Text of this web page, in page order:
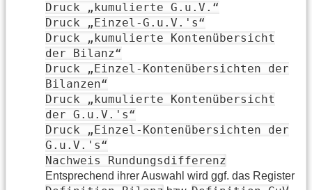
Druck „kumulierte G.u.V.“
Druck „Einzel-G.u.V.'s“
Druck „kumulierte Kontenübersicht
der Bilanz“
Druck „Einzel-Kontenübersichten der
Bilanzen“
Druck „kumulierte Kontenübersicht
der G.u.V.'s“
Druck „Einzel-Kontenübersichten der
G.u.V.'s“
Nachweis Rundungsdifferenz
Entsprechend ihrer Auswahl wird ggf. das Register